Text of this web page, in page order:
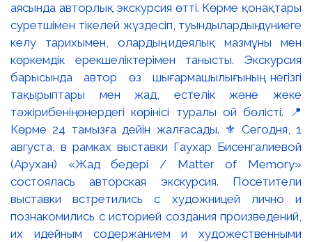
аясында авторлық экскурсия өтті. Көрме қонақтары
суретшімен тікелей жүздесіп, туындылардың дүниеге
келу тарихымен, олардың идеялық мазмұны мен
көркемдік ерекшеліктерімен танысты. Экскурсия
барысында автор өз шығармашылығының негізгі
тақырыптары мен жад, естелік және жеке
тәжірибенің өнердегі көрінісі туралы ой бөлісті. 📍
Көрме 24 тамызға дейін жалғасады. ⚜️ Сегодня, 1
августа, в рамках выставки Гаухар Бисенгалиевой
(Арухан) «Жад бедері / Matter of Memory»
состоялась авторская экскурсия. Посетители
выставки встретились с художницей лично и
познакомились с историей создания произведений,
их идейным содержанием и художественными